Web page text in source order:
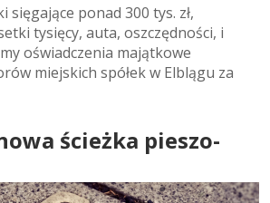
sięgające ponad 300 tys. zł,
tysięcy, auta, oszczędności, i
oświadczenia majątkowe
miejskich spółek w Elblągu za
ścieżka pieszo-